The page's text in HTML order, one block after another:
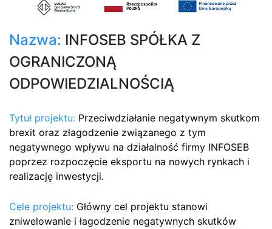
Nazwa: INFOSEB SPÓŁKA Z
OGRANICZONĄ
ODPOWIEDZIALNOŚCIĄ
Tytuł projektu: Przeciwdziałanie negatywnym skutkom
brexit oraz złagodzenie związanego z tym
negatywnego wpływu na działalność firmy INFOSEB
poprzez rozpoczęcie eksportu na nowych rynkach i
realizację inwestycji.
Cele projektu: Główny cel projektu stanowi
zniwelowanie i łagodzenie negatywnych skutków